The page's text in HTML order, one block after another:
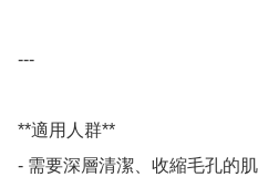
---
**適用人群**
- 需要深層清潔、收縮毛孔的肌